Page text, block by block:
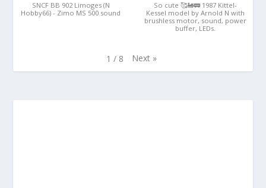
SNCF BB 902 Limoges (N
Hobby66) - Zimo MS 500 sound
So cute 🥰🚂🚃 1987 Kittel-
Kessel model by Arnold N with
brushless motor, sound, power
buffer, LEDs.
1 / 8 Next »